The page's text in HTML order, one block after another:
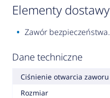
elementy dostawy
Zawór bezpieczeństwa.
Dane techniczne
Ciśnienie otwarcia zaworu
Rozmiar